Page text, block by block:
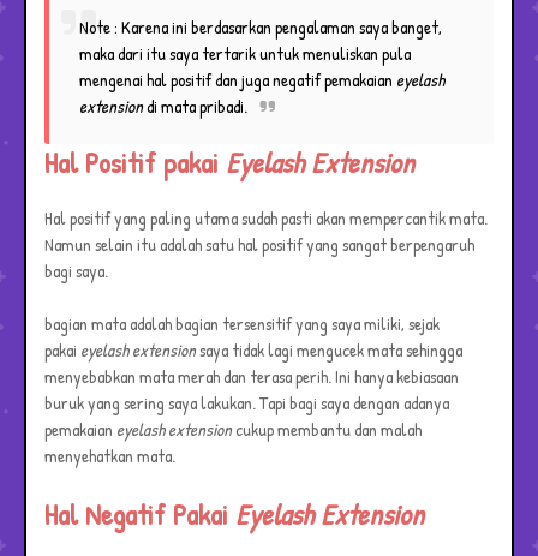
Note : Karena ini berdasarkan pengalaman saya banget,
maka dari itu saya tertarik untuk menuliskan pula
mengenai hal positif dan juga negatif pemakaian eyelash
extensiondi mata pribadi.
Hal Positif pakai Eyelash Extension
Hal positif yang paling utama sudah pasti akan mempercantik mata.
Namun selain itu adalah satu hal positif yang sangat berpengaruh
bagi saya.
bagian mata adalah bagian tersensitif yang saya miliki, sejak
pakai eyelash extensionsaya tidak lagi mengucek mata sehingga
menyebabkan mata merah dan terasa perih. Ini hanya kebiasaan
buruk yang sering saya lakukan. Tapi bagi saya dengan adanya
pemakaian eyelash extensioncukup membantu dan malah
menyehatkan mata.
Hal Negatif Pakai Eyelash Extension